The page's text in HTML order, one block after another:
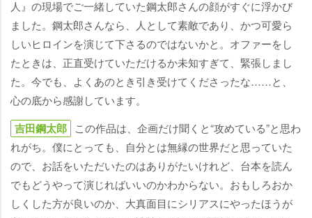
人』の現場でご一緒していた鋼太郎さんの顔がすぐに浮かび
ました。鋼太郎さんなら、人として素敵であり、かつ可愛ら
しいヒロインを演じて下さるのではないかと。オファーをし
たときは、正直受けていただけるか未知すぎて、緊張しまし
た。今でも、よくあのとき引き受けてくださったな……と、
心の底から感謝しています。
吉田鋼太郎
この作品は、企画だけ聞くと“攻めている”と思わ
れがち。僕にとっても、自分とは無縁の世界だと思っていた
ので、お話をいただいたのはありがたいけれど、台本を読ん
でもどうやって演じればいいのかわからない。おもしろおか
しくした方が良いのか、大真面目にシリアスにやったほうが